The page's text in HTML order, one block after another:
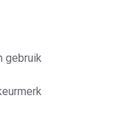
gebruik